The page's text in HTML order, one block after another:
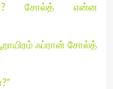
சோல்த் என்ன
ஃப்ரான் சோல்த்